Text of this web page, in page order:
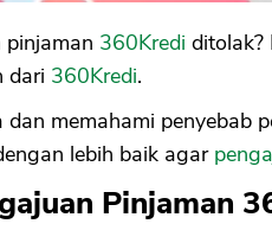
pinjaman 360Kredi ditolak?
dari 360Kredi.
memahami penyebab
lebih baik agar
Pinjaman